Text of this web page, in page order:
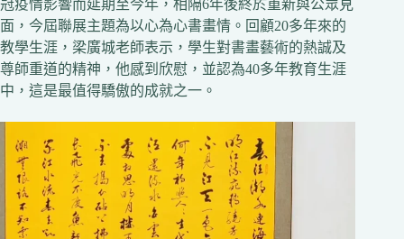
冠疫情影響而延期至今年，相隔6年後終於重新與公眾見
面，今屆聯展主題為以心為心書畫情。回顧20多年來的
教學生涯，梁廣城老師表示，學生對書畫藝術的熱誠及
尊師重道的精神，他感到欣慰，並認為40多年教育生涯
中，這是最值得驕傲的成就之一。